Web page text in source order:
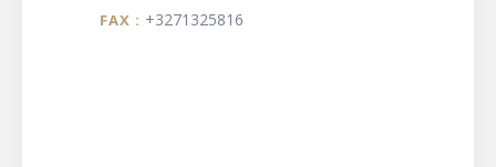
FAX : +3271325816